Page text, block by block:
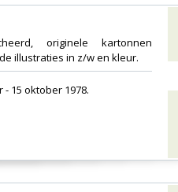
originele kartonnen
illustraties in z/w en kleur.‎
15 oktober 1978.‎